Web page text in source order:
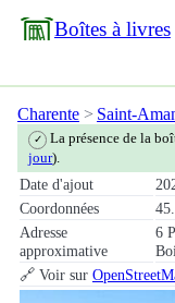
Boîtes à livres
Charente Saint-
✓ La présence de la
jour).
Date d'ajout
Coordonnées
Adresse
approximative
6
🔗 Voir sur